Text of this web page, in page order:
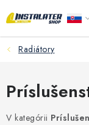
na
VEĽKOOBCHOD
AKO VYBRAŤ?
PREDAJŇA -
Radiátory
V kategórii